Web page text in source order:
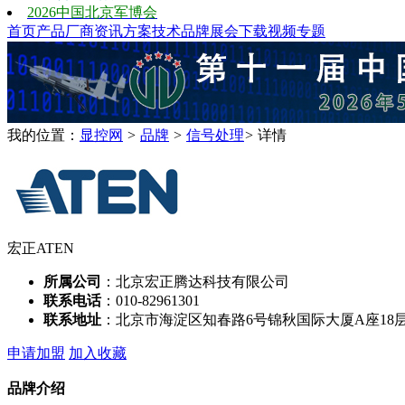
2026中国北京军博会
首页产品厂商资讯方案技术品牌展会下载视频专题
我的位置： 显控网 > 品牌 > 信号处理> 详情
宏正ATEN
所属公司
：北京宏正腾达科技有限公司
联系电话：010-82961301
联系地址 ：北京市海淀区知春路6号锦秋国际大厦A座18
申请加盟 加入收藏
品牌介绍